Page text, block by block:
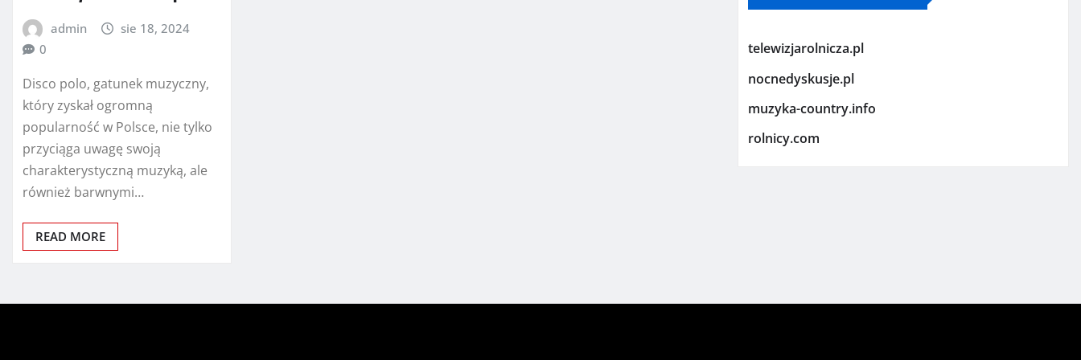
admin
sie 18, 2024
0
Disco polo, gatunek muzyczny,
który zyskał ogromną
popularność w Polsce, nie tylko
przyciąga uwagę swoją
charakterystyczną muzyką, ale
również barwnymi…
READ MORE
telewizjarolnicza.pl
nocnedyskusje.pl
muzyka-country.info
rolnicy.com